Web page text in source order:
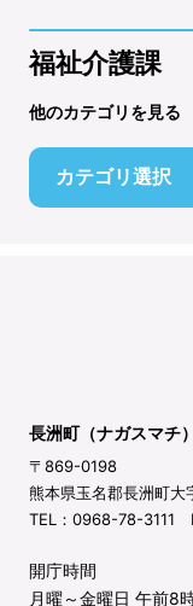
福祉介護課
他のカテゴリを見る
カテゴリ選択
長洲町（ナガスマチ）
〒869-0198
熊本県玉名郡長洲町大
TEL：0968-78-3111
開庁時間
月曜～金曜日 午前8